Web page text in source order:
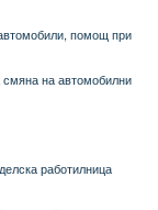
помощ при
на автомобилни
работилница